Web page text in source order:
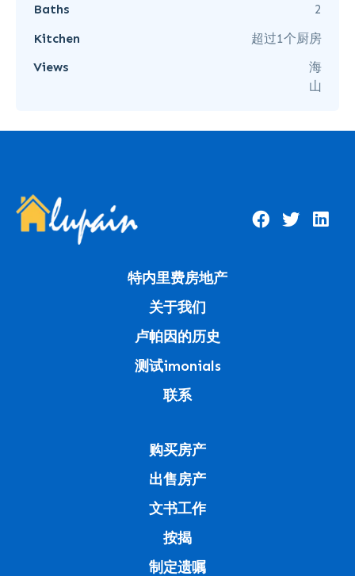
Baths
2
Kitchen
超过1个厨房
Views
海
山
特内里费房地产
关于我们
卢帕因的历史
测试imonials
联系
购买房产
出售房产
文书工作
按揭
制定遗嘱